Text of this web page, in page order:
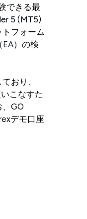
できる最
5 (MT5)
フォーム
）の検
おり、
こなすた
GO
デモ口座